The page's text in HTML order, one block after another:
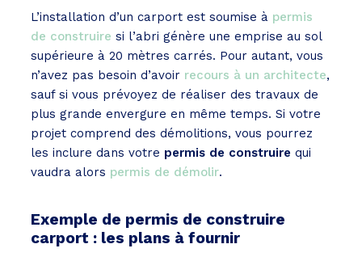
L’installation d’un carport est soumise à permis
de construire si l’abri génère une emprise au sol
supérieure à 20 mètres carrés. Pour autant, vous
n’avez pas besoin d’avoir recours à un architecte,
sauf si vous prévoyez de réaliser des travaux de
plus grande envergure en même temps. Si votre
projet comprend des démolitions, vous pourrez
les inclure dans votre permis de construire qui
vaudra alors permis de démolir.
Exemple de permis de construire
carport : les plans à fournir